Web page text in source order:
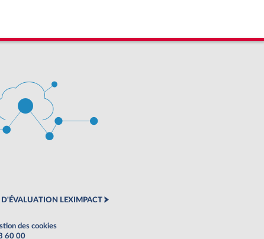
LEXIMPACT
des cookies
60 00